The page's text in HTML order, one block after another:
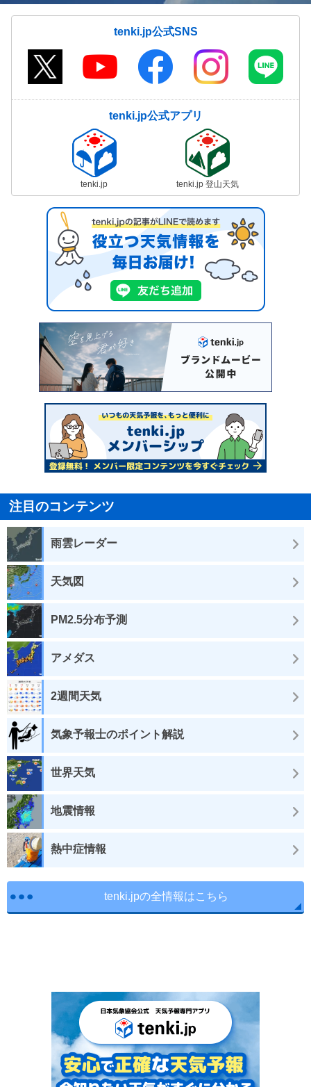
tenki.jp公式SNS
tenki.jp公式アプリ
tenki.jp tenki.jp 登山天気
注目のコンテンツ
雨雲レーダー
天気図
PM2.5分布予測
アメダス
2週間天気
気象予報士のポイント解説
世界天気
地震情報
熱中症情報
tenki.jpの全情報はこちら